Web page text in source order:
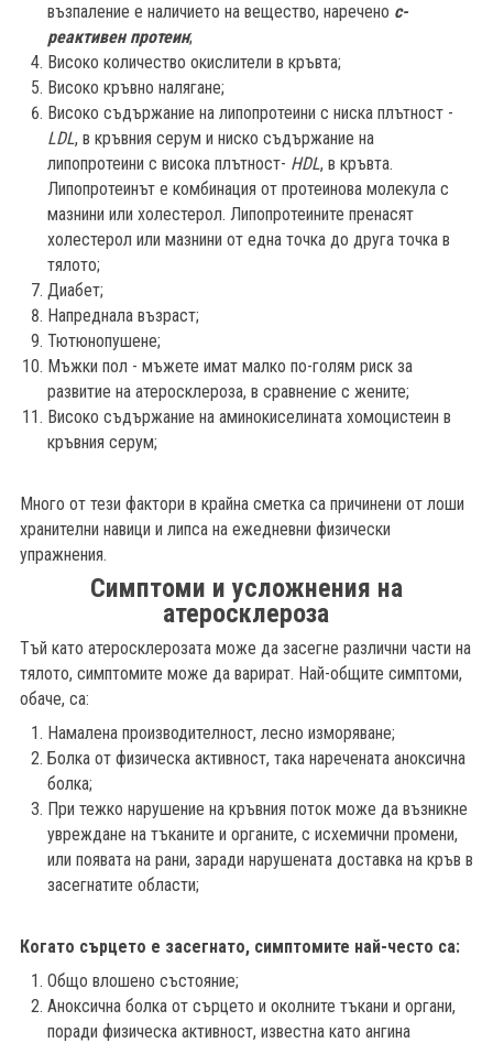
възпаление е наличието на вещество, наречено c-
реактивен протеин;
Високо количество окислители в кръвта;
Високо кръвно налягане;
Високо съдържание на липопротеини с ниска плътност -
LDL, в кръвния серум и ниско съдържание на
липопротеини с висока плътност- HDL, в кръвта.
Липопротеинът е комбинация от протеинова молекула с
мазнини или холестерол. Липопротеините пренасят
холестерол или мазнини от една точка до друга точка в
тялото;
Диабет;
Напреднала възраст;
Тютюнопушене;
Мъжки пол - мъжете имат малко по-голям риск за
развитие на атеросклероза, в сравнение с жените;
Високо съдържание на аминокиселината хомоцистеин в
кръвния серум;
Много от тези фактори в крайна сметка са причинени от лоши
хранителни навици и липса на ежедневни физически
упражнения.
Симптоми и усложнения на
атеросклероза
Тъй като атеросклерозата може да засегне различни части на
тялото, симптомите може да варират. Най-общите симптоми,
обаче, са:
Намалена производителност, лесно изморяване;
Болка от физическа активност, така наречената аноксична
болка;
При тежко нарушение на кръвния поток може да възникне
увреждане на тъканите и органите, с исхемични промени,
или появата на рани, заради нарушената доставка на кръв в
засегнатите области;
Когато сърцето е засегнато, симптомите най-често са:
Общо влошено състояние;
Аноксична болка от сърцето и околните тъкани и органи,
поради физическа активност, известна като ангина